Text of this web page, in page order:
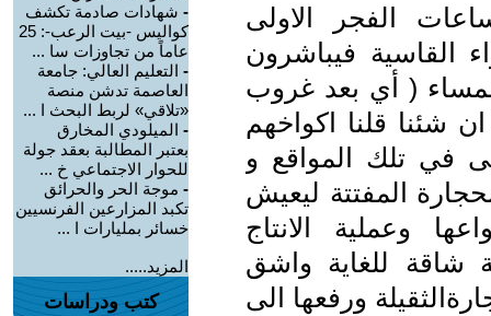
الفجر الاولى
القاسية فيباشرون
( أي بعد غروب
شئنا قلنا اكواخهم
في تلك المواقع و
المفتتة ليعيش
وعملية الانتاج
شاقة للغاية واشق
ورفعها الى
- شهادات صادمة تكشف
كواليس -بيت الرعب-: 25
عاماً من تجاوزات سا ...
- التعليم العالي: جامعة
العاصمة تدشن منصة
«تلاقي» لربط البحث ا ...
- الميلودي المخارق
بعتبر المطالبة بعقد جولة
للحوار الاجتماعي خ ...
- موجة الحر والحرائق
تكبد المزارعين الفرنسيين
خسائر بمليارات ا ...
المزيد.....
كتب ودراسات